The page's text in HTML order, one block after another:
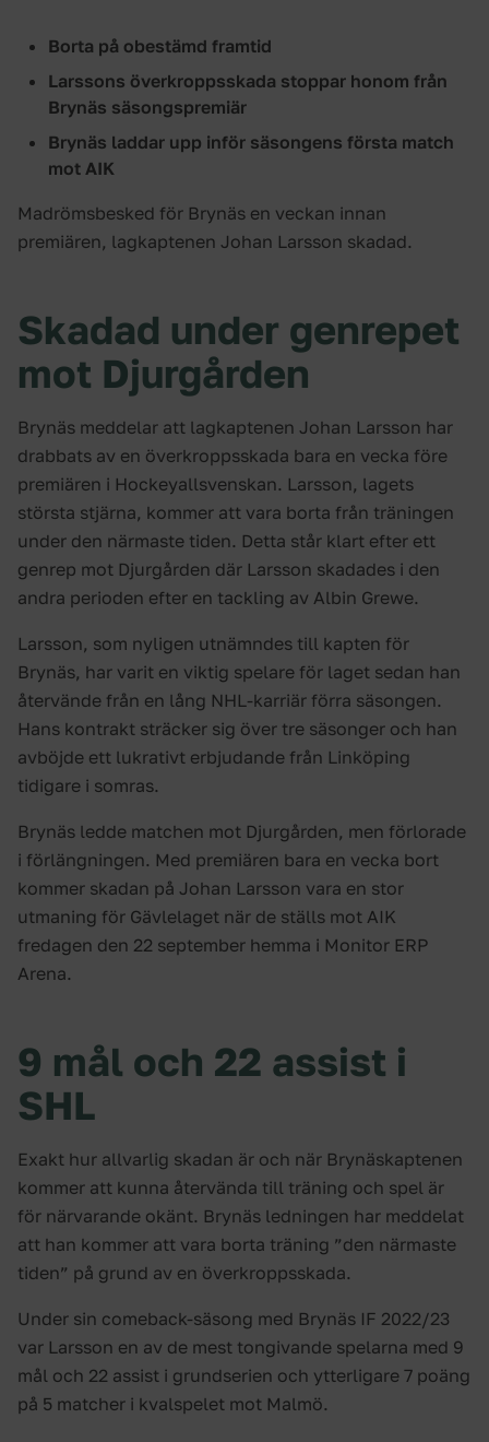
Borta på obestämd framtid
Larssons överkroppsskada stoppar honom från
Brynäs säsongspremiär
Brynäs laddar upp inför säsongens första match
mot AIK
Madrömsbesked för Brynäs en veckan innan
premiären, lagkaptenen Johan Larsson skadad.
Skadad under genrepet
mot Djurgården
Brynäs meddelar att lagkaptenen Johan Larsson har
drabbats av en överkroppsskada bara en vecka före
premiären i Hockeyallsvenskan. Larsson, lagets
största stjärna, kommer att vara borta från träningen
under den närmaste tiden. Detta står klart efter ett
genrep mot Djurgården där Larsson skadades i den
andra perioden efter en tackling av Albin Grewe.
Larsson, som nyligen utnämndes till kapten för
Brynäs, har varit en viktig spelare för laget sedan han
återvände från en lång NHL-karriär förra säsongen.
Hans kontrakt sträcker sig över tre säsonger och han
avböjde ett lukrativt erbjudande från Linköping
tidigare i somras.
Brynäs ledde matchen mot Djurgården, men förlorade
i förlängningen. Med premiären bara en vecka bort
kommer skadan på Johan Larsson vara en stor
utmaning för Gävlelaget när de ställs mot AIK
fredagen den 22 september hemma i Monitor ERP
Arena.
9 mål och 22 assist i
SHL
Exakt hur allvarlig skadan är och när Brynäskaptenen
kommer att kunna återvända till träning och spel är
för närvarande okänt. Brynäs ledningen har meddelat
att han kommer att vara borta träning ”den närmaste
tiden” på grund av en överkroppsskada.
Under sin comeback-säsong med Brynäs IF 2022/23
var Larsson en av de mest tongivande spelarna med 9
mål och 22 assist i grundserien och ytterligare 7 poäng
på 5 matcher i kvalspelet mot Malmö.